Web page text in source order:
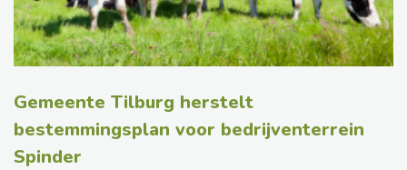
Gemeente Tilburg herstelt
bestemmingsplan voor bedrijventerrein
Spinder